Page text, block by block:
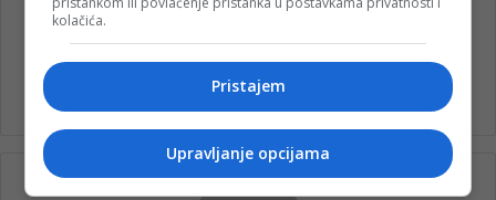
Četvrta muslimanska slavna brigada
Nezim Halilović Muderris
kolačića.
Pristajem
Upravljanje opcijama